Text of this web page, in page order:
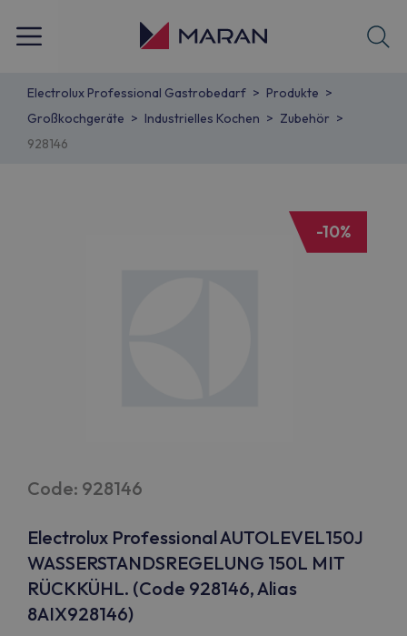
Electrolux Professional Gastrobedarf
Produkte
Großkochgeräte
Industrielles Kochen
Zubehör
928146
Code: 928146
Electrolux Professional AUTOLEVEL150J
WASSERSTANDSREGELUNG 150L MIT
RÜCKKÜHL. (Code 928146, Alias
8AIX928146)
-10%